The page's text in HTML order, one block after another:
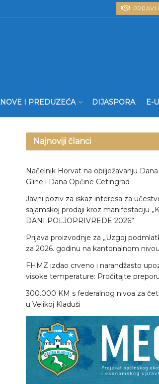
PRIJAVI
I PREDUZEĆA DIJASPORA E-
Najnoviji članci
Načelnik Horvat na obilježavanju Dana
Gline i Dana Općine Cetingrad
Javni poziv za iskaz interesa za
sajamskoj prodaji kroz manifestaciju
DANI POLJOPRIVREDE 2026”
Prijava proizvodnje za „Uzgoj
za 2026. godinu na kantonalnom nivou
FHMZ izdao crveno i narandžasto
visoke temperature: Pročitajte
300.000 KM s federalnog nivoa za
u Velikoj Kladuši